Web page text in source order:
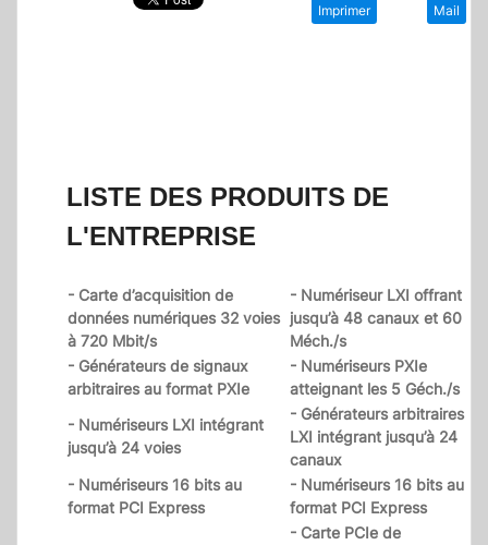
Imprimer Mail
LISTE DES PRODUITS DE
L'ENTREPRISE
- Carte d’acquisition de
données numériques 32 voies
à 720 Mbit/s
- Numériseur LXI offrant
jusqu’à 48 canaux et 60
Méch./s
- Générateurs de signaux
arbitraires au format PXIe
- Numériseurs PXIe
atteignant les 5 Géch./s
- Numériseurs LXI intégrant
jusqu’à 24 voies
- Générateurs arbitraires
LXI intégrant jusqu’à 24
canaux
- Numériseurs 16 bits au
format PCI Express
- Numériseurs 16 bits au
format PCI Express
- Carte PCIe de